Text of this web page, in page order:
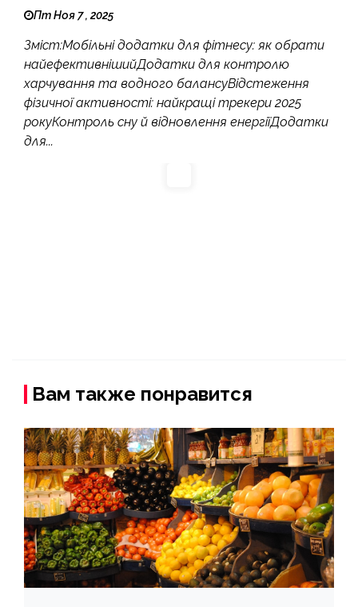
Пт Ноя 7 , 2025
Зміст:Мобільні додатки для фітнесу: як обрати
найефективнішийДодатки для контролю
харчування та водного балансуВідстеження
фізичної активності: найкращі трекери 2025
рокуКонтроль сну й відновлення енергіїДодатки
для...
Вам также понравится